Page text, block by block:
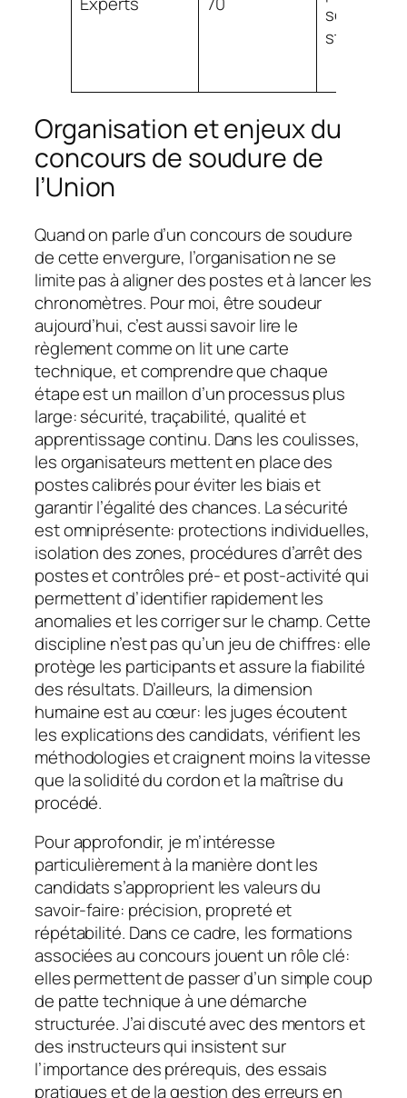
soudure
Organisation et enjeux du
concours de soudure de
l’Union
Quand on parle d’un concours de soudure
de cette envergure, l’organisation ne se
limite pas à aligner des postes et à lancer les
chronomètres. Pour moi, être soudeur
aujourd’hui, c’est aussi savoir lire le
règlement comme on lit une carte
technique, et comprendre que chaque
étape est un maillon d’un processus plus
large: sécurité, traçabilité, qualité et
apprentissage continu. Dans les coulisses,
les organisateurs mettent en place des
postes calibrés pour éviter les biais et
garantir l’égalité des chances. La sécurité
est omniprésente: protections individuelles,
isolation des zones, procédures d’arrêt des
postes et contrôles pré- et post-activité qui
permettent d’identifier rapidement les
anomalies et les corriger sur le champ. Cette
discipline n’est pas qu’un jeu de chiffres: elle
protège les participants et assure la fiabilité
des résultats. D’ailleurs, la dimension
humaine est au cœur: les juges écoutent
les explications des candidats, vérifient les
méthodologies et craignent moins la vitesse
que la solidité du cordon et la maîtrise du
procédé.
Pour approfondir, je m’intéresse
particulièrement à la manière dont les
candidats s’approprient les valeurs du
savoir-faire: précision, propreté et
répétabilité. Dans ce cadre, les formations
associées au concours jouent un rôle clé:
elles permettent de passer d’un simple coup
de patte technique à une démarche
structurée. J’ai discuté avec des mentors et
des instructeurs qui insistent sur
l’importance des prérequis, des essais
pratiques et de la gestion des erreurs en